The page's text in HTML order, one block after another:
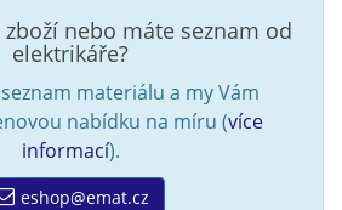
nebo máte seznam od
elektrikáře?
materiálu a my Vám
nabídku na míru (více
informací).
eshop@emat.cz